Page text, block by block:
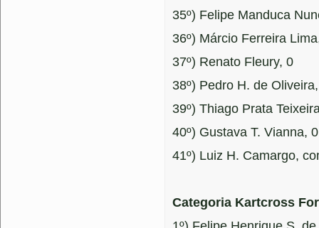
35º) Felipe Manduca
36º) Márcio Ferreira
37º) Renato Fleury, 0
38º) Pedro H. de
39º) Thiago Prata
40º) Gustava T. Vianna, 0
41º) Luiz H. Camargo,
Categoria Kartcross